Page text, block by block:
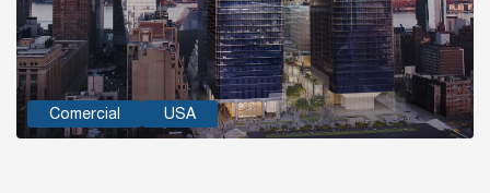
Comercial USA